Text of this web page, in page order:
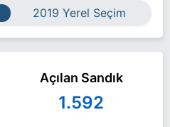
2019 Yerel Seçim
Açılan Sandık
1.592